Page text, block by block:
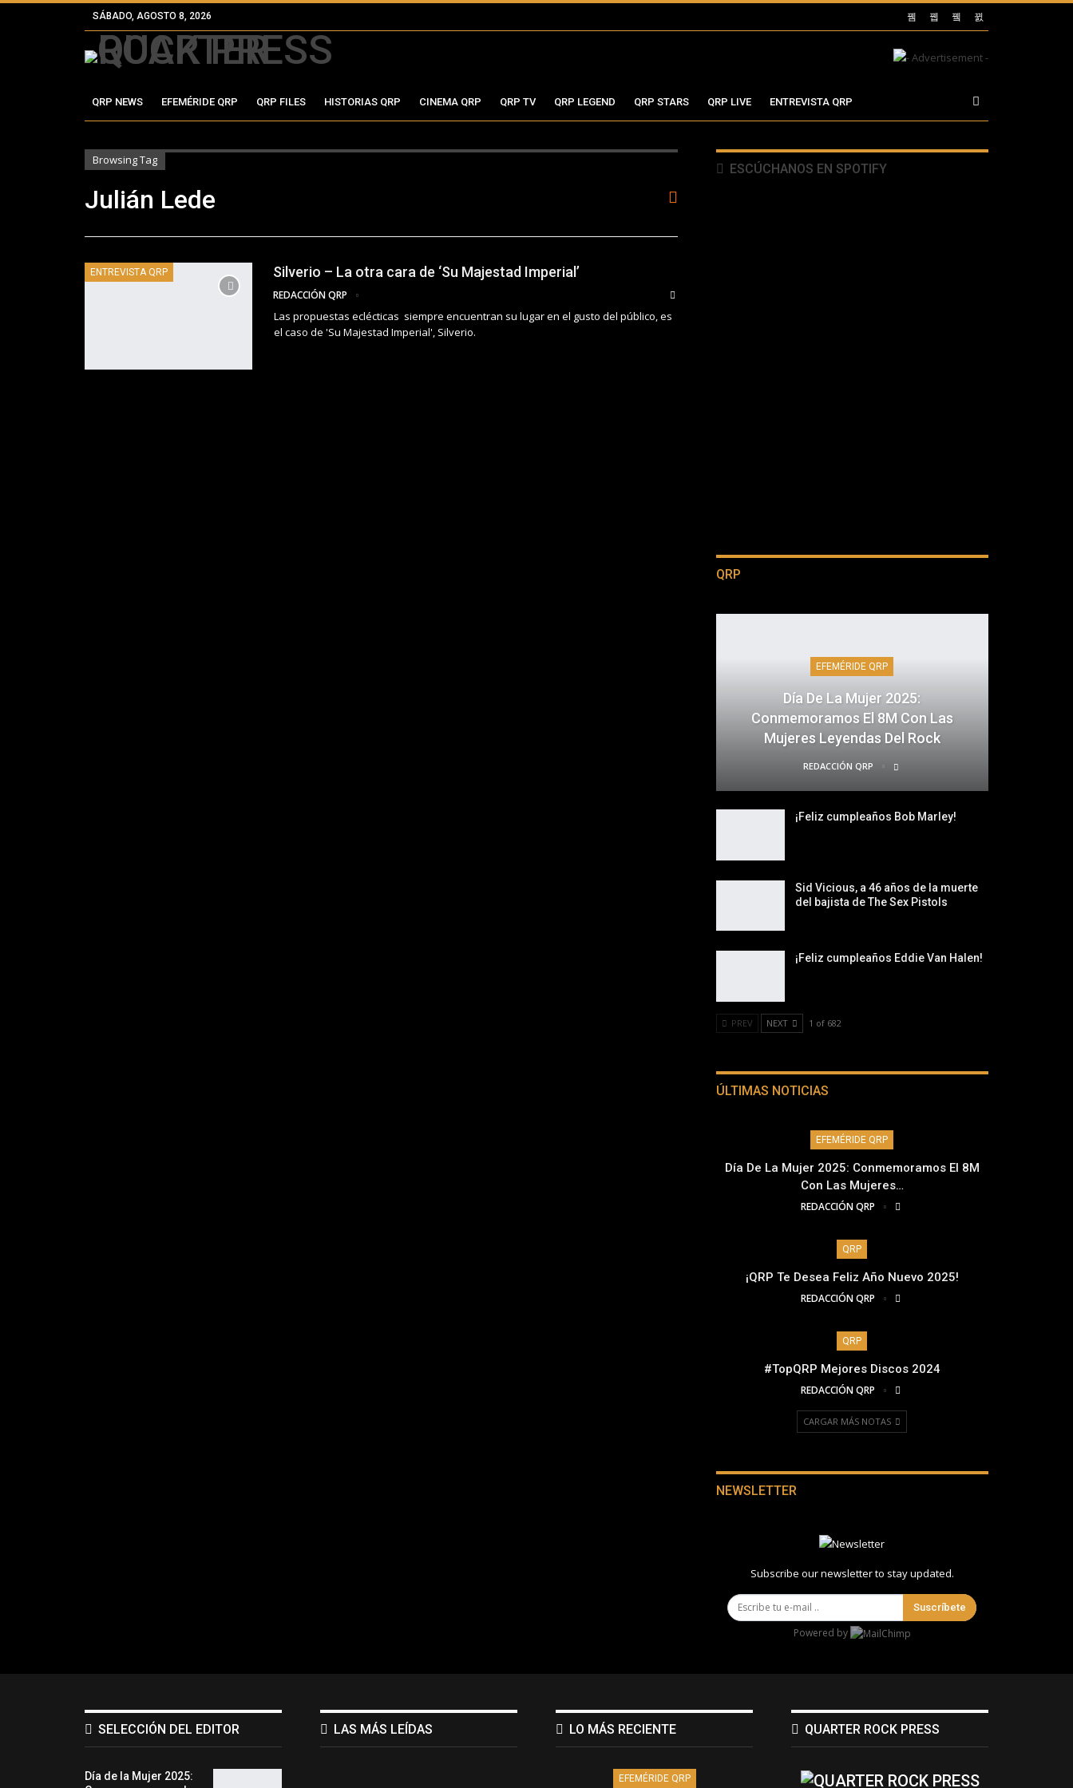
SÁBADO, AGOSTO 8, 2026
QRP NEWS EFEMÉRIDE QRP QRP FILES HISTORIAS QRP CINEMA QRP QRP TV QRP LEGEND QRP STARS QRP LIVE ENTREVISTA QRP
Browsing Tag
Julián Lede
ENTREVISTA QRP Silverio – La otra cara de ‘Su Majestad Imperial’
REDACCIÓN QRP
Las propuestas eclécticas siempre encuentran su lugar en el gusto del público, es
el caso de 'Su Majestad Imperial', Silverio.
ESCÚCHANOS EN SPOTIFY
QRP
EFEMÉRIDE QRP
Día De La Mujer 2025:
Conmemoramos El 8M Con Las
Mujeres Leyendas Del Rock
REDACCIÓN QRP
¡Feliz cumpleaños Bob Marley!
Sid Vicious, a 46 años de la muerte
del bajista de The Sex Pistols
¡Feliz cumpleaños Eddie Van Halen!
PREV NEXT 1 of 682
ÚLTIMAS NOTICIAS
EFEMÉRIDE QRP
Día De La Mujer 2025: Conmemoramos El 8M
Con Las Mujeres…
REDACCIÓN QRP
QRP
¡QRP Te Desea Feliz Año Nuevo 2025!
REDACCIÓN QRP
QRP
#TopQRP Mejores Discos 2024
REDACCIÓN QRP
CARGAR MÁS NOTAS
NEWSLETTER
Subscribe our newsletter to stay updated.
Suscríbete
Powered by
SELECCIÓN DEL EDITOR
Día de la Mujer 2025:
LAS MÁS LEÍDAS LO MÁS RECIENTE
EFEMÉRIDE QRP
QUARTER ROCK PRESS